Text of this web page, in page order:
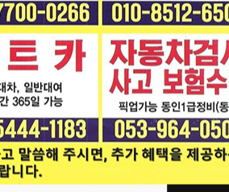
) 520d M스포츠팩 플러스
태최상 * 1달2천km 엔진미션보증 *
2,449 만원